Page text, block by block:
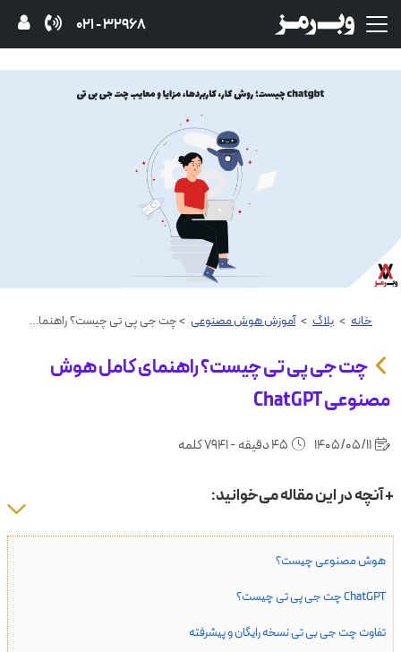
32968 - 021
خانه > بلاگ > آموزش هوش مصنوعی > چت جی پی تی چیست؟ راهنمای کامل هوش مصنوعی ChatGPT
چت جی پی تی چیست؟ راهنمای کامل هوش
مصنوعی ChatGPT
+ آنچه در این مقاله می‌خوانید:
هوش مصنوعی چیست؟
ChatGPT چت جی پی تی چیست؟
تفاوت چت جی بی تی نسخه رایگان و پیشرفته